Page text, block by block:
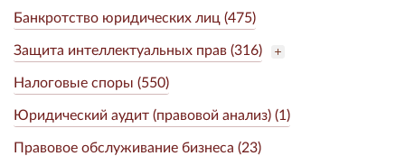
Банкротство юридических лиц (475)
Защита интеллектуальных прав (316)
Налоговые споры (550)
Юридический аудит (правовой анализ) (1)
Правовое обслуживание бизнеса (23)